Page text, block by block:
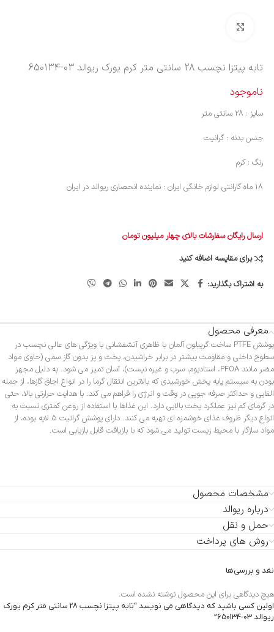
تابه پیتزا نچسب 28 سانتی متر کرم یورک ریوالد 650134-03
ناموجود
سایز : 28 سانتی متر
جنس بدنه : گرانیت
رنگ : کرم
18 ماه گارانتی لوازم خانگی ایران : نماینده انحصاری ریوالد در ایران
ارسال رایگان سفارشات بالای چهار میلیون تومان
برای مقایسه اضافه کنید
به اشتراک بگذارید:
معرفی محصول
پوشش PTFE ساخت گریبلون آلمان با ظاهری آتشفشانی با ویژگی های عالی نچسب در
سطوح داخلی و مقاومت بیشتر در برابر خراشیدن، پخت و پز بدون گاز سمی (حاوی مواد
مضر مانند PFOA، استادیوم، سرب و غیره نیست)، آسان تمیز می شود. به دلیل مجهز
بودن به سیستم پایه پخش خورشیدی که بالاترین انتقال گرما را در انواع اجاق گازها، از جمله
القایی و حداکثر صرفه جویی در وقت و انرژی را فراهم می کند. با هدایت حرارتی بالا، حتی
در گرمای کم نیز عملکرد پخت بالایی دارد. این غذاها با استفاده از روغن کمتری نسبت به
انواع دیگر ظروف غذای خوشمزه ای تهیه می کنند. دارای پوشش گرانیت 5 لایه بوده، از
مواد سازگار با محیط زیست تولید می شود که با بازیافت قابل بازیابی است.
مشخصات محصول
درباره ریوالد
حمل و نقل
روش های پرداخت
نقد و بررسی‌ها
هیچ دیدگاهی برای این محصول نوشته نشده است.
اولین کسی باشید که دیدگاهی می نویسد “تابه پیتزا نچسب 28 سانتی متر کرم یورک
ریوالد650134-03
”